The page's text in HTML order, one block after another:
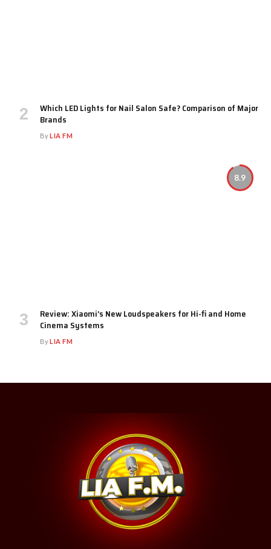
Which LED Lights for Nail Salon Safe? Comparison of Major
Brands
ByLIA FM
8.9
Review: Xiaomi’s New Loudspeakers for Hi-fi and Home
Cinema Systems
ByLIA FM